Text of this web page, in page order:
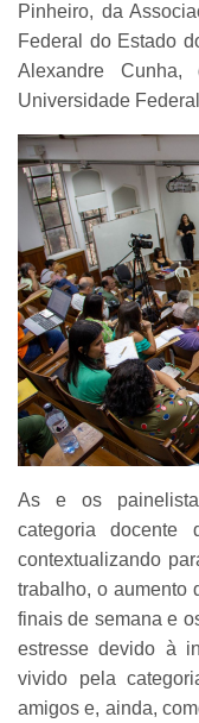
Pinheiro, da
Federal do Estado
Alexandre
Universidade
As e os
categoria docente
contextualizando
trabalho, o aumento
finais de semana e
estresse devido à
vivido pela
amigos e, ainda,